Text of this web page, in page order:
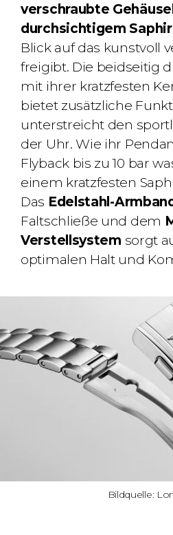
verschraubte
durchsichtigem
Blick auf das kunstvoll
freigibt. Die beidseitig
mit ihrer kratzfesten
bietet zusätzliche
unterstreicht den
der Uhr. Wie ihr
Flyback bis zu 10 bar
einem kratzfesten
Das Edelstahl-Armband
Faltschließe und dem
Verstellsystem sorgt
optimalen Halt und
Bildquelle: